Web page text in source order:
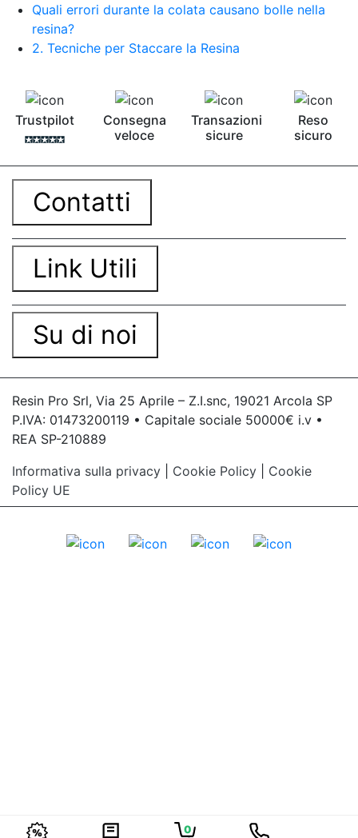
Quali errori durante la colata causano bolle nella
resina?
2. Tecniche per Staccare la Resina
Trustpilot
Consegna
veloce
Transazioni
sicure
Reso
sicuro
Contatti
Link Utili
Su di noi
Resin Pro Srl, Via 25 Aprile – Z.I.snc, 19021 Arcola SP
P.IVA: 01473200119 • Capitale sociale 50000€ i.v •
REA SP-210889
Informativa sulla privacy
Cookie Policy
Cookie
Policy UE
0